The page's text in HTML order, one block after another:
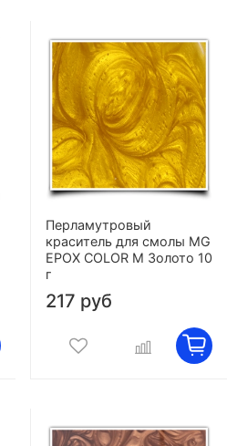
Перламутровый
краситель для смолы MG
EPOX COLOR M Золото 10
г
217 руб